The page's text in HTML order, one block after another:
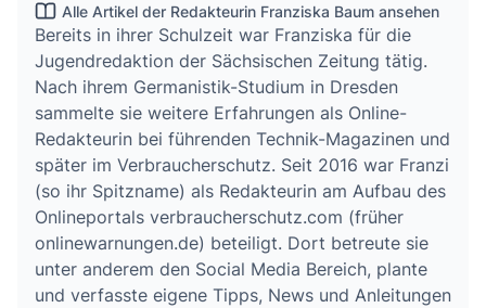
Alle Artikel der Redakteurin Franziska Baum ansehen
Bereits in ihrer Schulzeit war Franziska für die
Jugendredaktion der Sächsischen Zeitung tätig.
Nach ihrem Germanistik-Studium in Dresden
sammelte sie weitere Erfahrungen als Online-
Redakteurin bei führenden Technik-Magazinen und
später im Verbraucherschutz. Seit 2016 war Franzi
(so ihr Spitzname) als Redakteurin am Aufbau des
Onlineportals verbraucherschutz.com (früher
onlinewarnungen.de) beteiligt. Dort betreute sie
unter anderem den Social Media Bereich, plante
und verfasste eigene Tipps, News und Anleitungen